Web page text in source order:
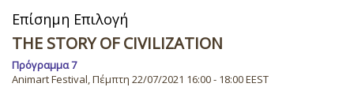
Επίσημη Επιλογή
THE STORY OF CIVILIZATION
Πρόγραμμα 7
Animart Festival, Πέμπτη 22/07/2021 16:00 - 18:00 EEST